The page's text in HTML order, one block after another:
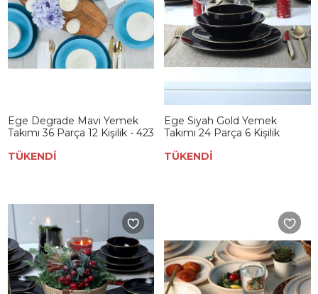
Ege Degrade Mavi Yemek
Takımı 36 Parça 12 Kişilik - 423
TÜKENDİ
Ege Siyah Gold Yemek
Takımı 24 Parça 6 Kişilik
TÜKENDİ